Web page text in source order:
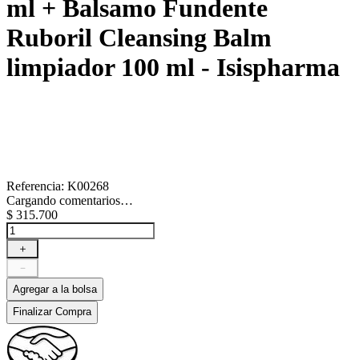
ml + Balsamo Fundente
Ruboril Cleansing Balm
limpiador 100 ml - Isispharma
Referencia: K00268
Cargando comentarios…
$ 315.700
＋
－
Agregar a la bolsa
Finalizar Compra